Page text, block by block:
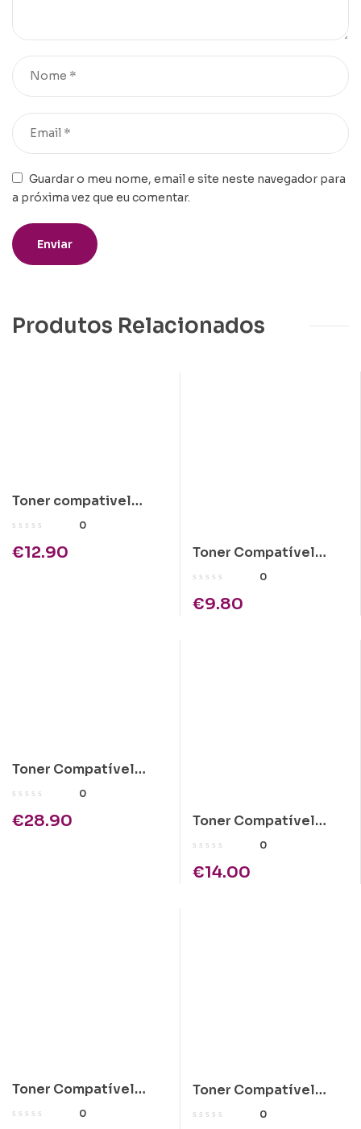
Guardar o meu nome, email e site neste navegador para
a próxima vez que eu comentar.
Produtos Relacionados
Toner compativel
Kyocera TK-140 Preto
0
€12.90
Toner Compatível
Kyocera TK-110 Preto
0
€9.80
Toner Compatível
Kyocera KM1505
0
€28.90
Toner Compatível
Kyocera TK-17 1x245gr
0
€14.00
Toner Compatível
Epson C1100 Magenta
0
Toner Compatível
Epson C1100 Ciano
0